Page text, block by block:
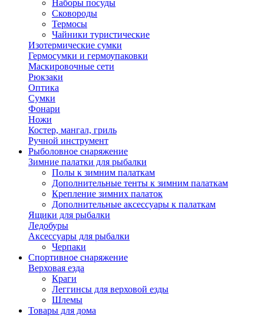
Наборы посуды
Сковороды
Термосы
Чайники туристические
Изотермические сумки
Гермосумки и гермоупаковки
Маскировочные сети
Рюкзаки
Оптика
Сумки
Фонари
Ножи
Костер, мангал, гриль
Ручной инструмент
Рыболовное снаряжение
Зимние палатки для рыбалки
Полы к зимним палаткам
Дополнительные тенты к зимним палаткам
Крепление зимних палаток
Дополнительные аксессуары к палаткам
Ящики для рыбалки
Ледобуры
Аксессуары для рыбалки
Черпаки
Спортивное снаряжение
Верховая езда
Краги
Леггинсы для верховой езды
Шлемы
Товары для дома